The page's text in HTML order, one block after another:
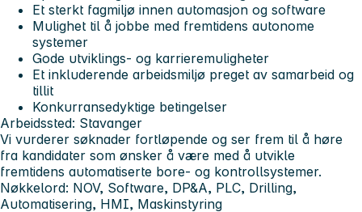
Et sterkt fagmiljø innen automasjon og software
Mulighet til å jobbe med fremtidens autonome
systemer
Gode utviklings- og karrieremuligheter
Et inkluderende arbeidsmiljø preget av samarbeid og
tillit
Konkurransedyktige betingelser
Arbeidssted: Stavanger
Vi vurderer søknader fortløpende og ser frem til å høre
fra kandidater som ønsker å være med å utvikle
fremtidens automatiserte bore- og kontrollsystemer.
Nøkkelord: NOV, Software, DP&A, PLC, Drilling,
Automatisering, HMI, Maskinstyring